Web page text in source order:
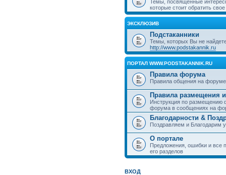
Темы, посвященные
которые стоит обратить
ЭКСКЛЮЗИВ
Подстаканники
Темы, которых Вы не
http://www.podstakannik.ru
ПОРТАЛ WWW.PODSTAKANNIK.RU
Правила форума
Правила общения на форуме
Правила размещения
Инструкция по размещению
форума в сообщениях на
Благодарности &
Поздравляем и Благодарим
О портале
Предложения, ошибки и все
его разделов
ВХОД